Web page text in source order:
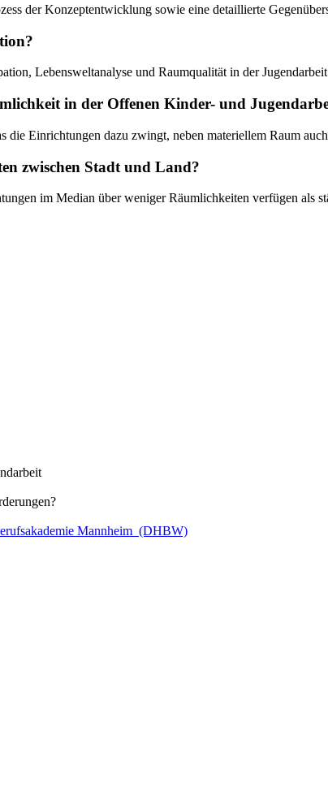
der Konzeptentwicklung sowie eine detaillierte
Lebensweltanalyse und Raumqualität in der
in der Offenen Kinder- und
Einrichtungen dazu zwingt, neben materiellem Raum
zwischen Stadt und Land?
im Median über weniger Räumlichkeiten verfügen als
Mannheim (DHBW)